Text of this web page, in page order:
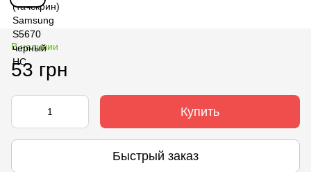
В наличии
53 грн
Купить
Быстрый заказ